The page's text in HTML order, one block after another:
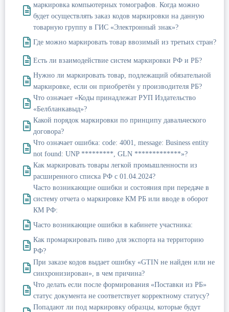
маркировка компьютерных томографов. Когда можно
будет осуществлять заказ кодов маркировки на данную
товарную группу в ГИС «Электронный знак»?
Где можно маркировать товар ввозимый из третьих стран?
Есть ли взаимодействие систем маркировки РФ и РБ?
Нужно ли маркировать товар, подлежащий обязательной
маркировке, если он приобретён у производителя РБ?
Что означает «Коды принадлежат РУП Издательство
«Белбланкавыд»?
Какой порядок маркировки по принципу давальческого
договора?
Что означает ошибка: code: 4001, message: Business entity
not found: UNP *********, GLN *************»?
Как маркировать товары легкой промышленности из
расширенного списка РФ с 01.04.2024?
Часто возникающие ошибки и состояния при передаче в
систему отчета о маркировке КМ РБ или вводе в оборот
КМ РФ:
Часто возникающие ошибки в кабинете участника:
Как промаркировать пиво для экспорта на территорию
РФ?
При заказе кодов выдает ошибку «GTIN не найден или не
синхронизирован», в чем причина?
Что делать если после формирования «Поставки из РБ»
статус документа не соответствует корректному статусу?
Попадают ли под маркировку образцы, которые будут